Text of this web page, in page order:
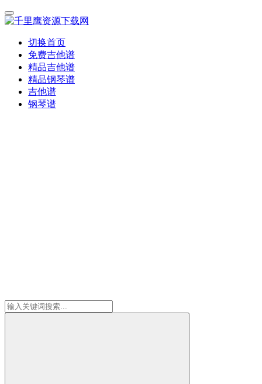
切换首页
免费吉他谱
精品吉他谱
精品钢琴谱
吉他谱
钢琴谱